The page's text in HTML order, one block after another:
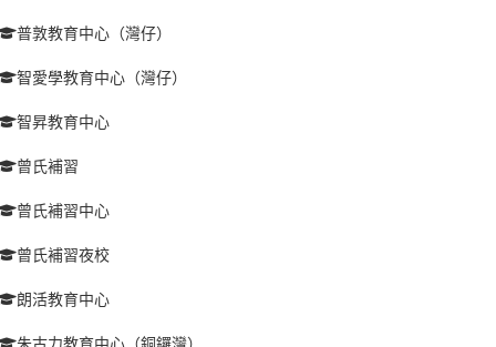
普敦教育中心（灣仔）
智愛學教育中心（灣仔）
智昇教育中心
曾氏補習
曾氏補習中心
曾氏補習夜校
朗活教育中心
朱古力教育中心（銅鑼灣）